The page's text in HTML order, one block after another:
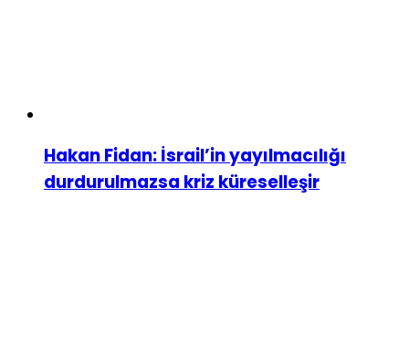
Hakan Fidan: İsrail’in yayılmacılığı
durdurulmazsa kriz küreselleşir